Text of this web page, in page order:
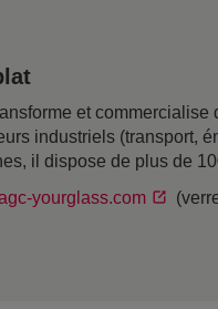
et
industriels (transport,
il dispose de plus de
yourglass.com